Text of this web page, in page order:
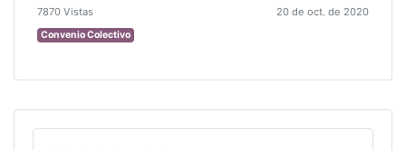
7870 Vistas 20 de oct. de 2020
Convenio Colectivo